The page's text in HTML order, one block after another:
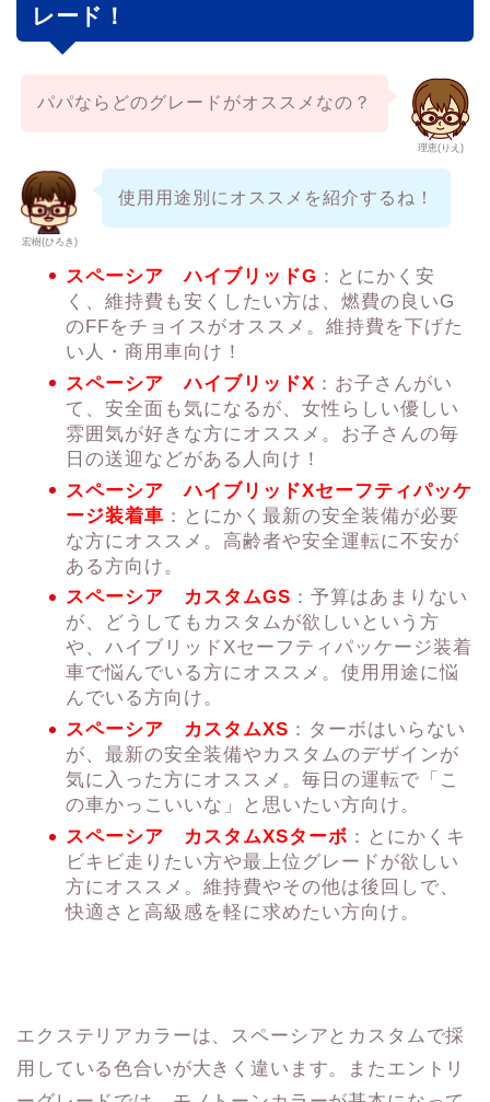
レード！
理恵(りえ)
パパならどのグレードがオススメなの？
宏樹(ひろき)
使用用途別にオススメを紹介するね！
スペーシア ハイブリッドG ：とにかく安
く、維持費も安くしたい方は、燃費の良いG
のFFをチョイスがオススメ。維持費を下げた
い人・商用車向け！
スペーシア ハイブリッドX ：お子さんがい
て、安全面も気になるが、女性らしい優しい
雰囲気が好きな方にオススメ。お子さんの毎
日の送迎などがある人向け！
スペーシア ハイブリッドXセーフティパッケ
ージ装着車 ：とにかく最新の安全装備が必要
な方にオススメ。高齢者や安全運転に不安が
ある方向け。
スペーシア カスタムGS ：予算はあまりない
が、どうしてもカスタムが欲しいという方
や、ハイブリッドXセーフティパッケージ装着
車で悩んでいる方にオススメ。使用用途に悩
んでいる方向け。
スペーシア カスタムXS ：ターボはいらない
が、最新の安全装備やカスタムのデザインが
気に入った方にオススメ。毎日の運転で「こ
の車かっこいいな」と思いたい方向け。
スペーシア カスタムXSターボ ：とにかくキ
ビキビ走りたい方や最上位グレードが欲しい
方にオススメ。維持費やその他は後回しで、
快適さと高級感を軽に求めたい方向け。
エクステリアカラーは、スペーシアとカスタムで採
用している色合いが大きく違います。またエントリ